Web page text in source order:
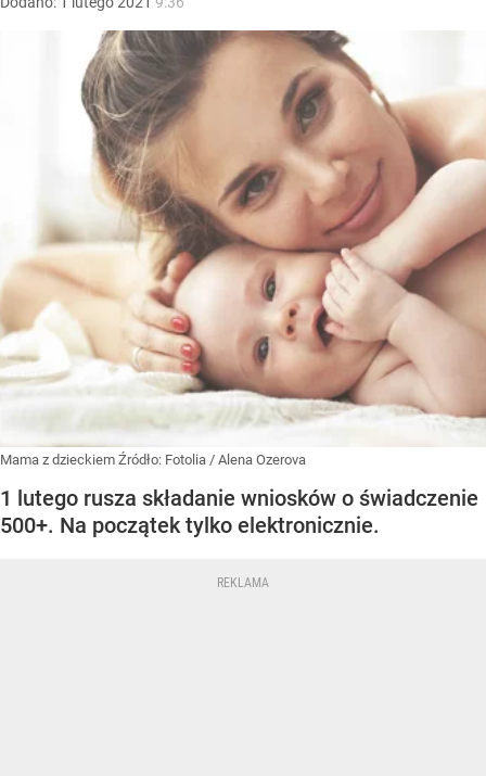
Mama z dzieckiem Źródło: Fotolia / Alena Ozerova
1 lutego rusza składanie wniosków o świadczenie
500+. Na początek tylko elektronicznie.